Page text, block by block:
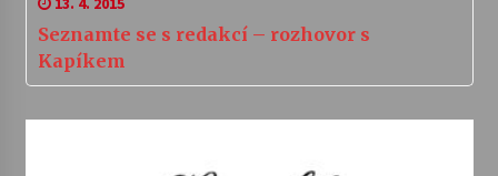
Seznamte se s redakcí – rozhovor s
Kapíkem